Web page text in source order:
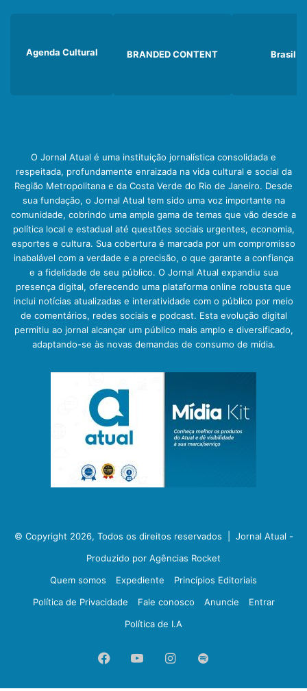
Agenda Cultural BRANDED CONTENT Brasil
O Jornal Atual é uma instituição jornalística consolidada e
respeitada, profundamente enraizada na vida cultural e social da
Região Metropolitana e da Costa Verde do Rio de Janeiro. Desde
sua fundação, o Jornal Atual tem sido uma voz importante na
comunidade, cobrindo uma ampla gama de temas que vão desde a
política local e estadual até questões sociais urgentes, economia,
esportes e cultura. Sua cobertura é marcada por um compromisso
inabalável com a verdade e a precisão, o que garante a confiança
e a fidelidade de seu público. O Jornal Atual expandiu sua
presença digital, oferecendo uma plataforma online robusta que
inclui notícias atualizadas e interatividade com o público por meio
de comentários, redes sociais e podcast. Esta evolução digital
permitiu ao jornal alcançar um público mais amplo e diversificado,
adaptando-se às novas demandas de consumo de mídia.
© Copyright 2026, Todos os direitos reservados | Jornal Atual -
Produzido por Agências Rocket
Quem somos
Expediente
Princípios Editoriais
Política de Privacidade
Fale conosco Anuncie
Entrar
Política de I.A
FacebookYouTubeInstagram
Spotify